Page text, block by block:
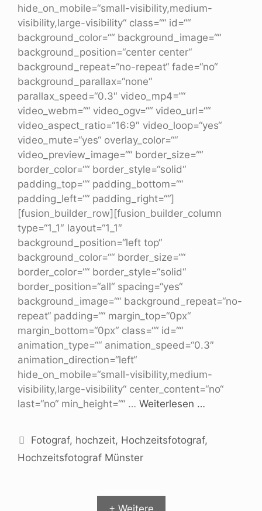
hide_on_mobile=“small-visibility,medium-
visibility,large-visibility“ class=““ id=““
background_color=““ background_image=““
background_position=“center center“
background_repeat=“no-repeat“ fade=“no“
background_parallax=“none“
parallax_speed=“0.3″ video_mp4=““
video_webm=““ video_ogv=““ video_url=““
video_aspect_ratio=“16:9″ video_loop=“yes“
video_mute=“yes“ overlay_color=““
video_preview_image=““ border_size=““
border_color=““ border_style=“solid“
padding_top=““ padding_bottom=““
padding_left=““ padding_right=““]
[fusion_builder_row][fusion_builder_column
type=“1_1″ layout=“1_1″
background_position=“left top“
background_color=““ border_size=““
border_color=““ border_style=“solid“
border_position=“all“ spacing=“yes“
background_image=““ background_repeat=“no-
repeat“ padding=““ margin_top=“0px“
margin_bottom=“0px“ class=““ id=““
animation_type=““ animation_speed=“0.3″
animation_direction=“left“
hide_on_mobile=“small-visibility,medium-
visibility,large-visibility“ center_content=“no“
last=“no“ min_height=““ … Weiterlesen …
Fotograf, hochzeit, Hochzeitsfotograf,
Hochzeitsfotograf Münster
+ Weitere